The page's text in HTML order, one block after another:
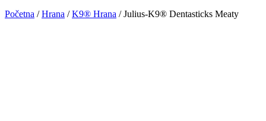
Početna /Hrana /K9® Hrana / Julius-K9® Dentasticks Meaty